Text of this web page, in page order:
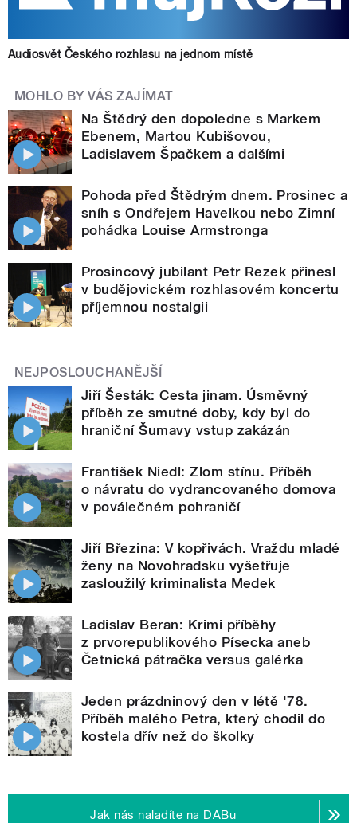
Audiosvět Českého rozhlasu na jednom místě
MOHLO BY VÁS ZAJÍMAT
Na Štědrý den dopoledne s Markem
Ebenem, Martou Kubišovou,
Ladislavem Špačkem a dalšími
Pohoda před Štědrým dnem. Prosinec a
sníh s Ondřejem Havelkou nebo Zimní
pohádka Louise Armstronga
Prosincový jubilant Petr Rezek přinesl
v budějovickém rozhlasovém koncertu
příjemnou nostalgii
NEJPOSLOUCHANĚJŠÍ
Jiří Šesták: Cesta jinam. Úsměvný
příběh ze smutné doby, kdy byl do
hraniční Šumavy vstup zakázán
František Niedl: Zlom stínu. Příběh
o návratu do vydrancovaného domova
v poválečném pohraničí
Jiří Březina: V kopřivách. Vraždu mladé
ženy na Novohradsku vyšetřuje
zasloužilý kriminalista Medek
Ladislav Beran: Krimi příběhy
z prvorepublikového Písecka aneb
Četnická pátračka versus galérka
Jeden prázdninový den v létě '78.
Příběh malého Petra, který chodil do
kostela dřív než do školky
Jak nás naladíte na DABu